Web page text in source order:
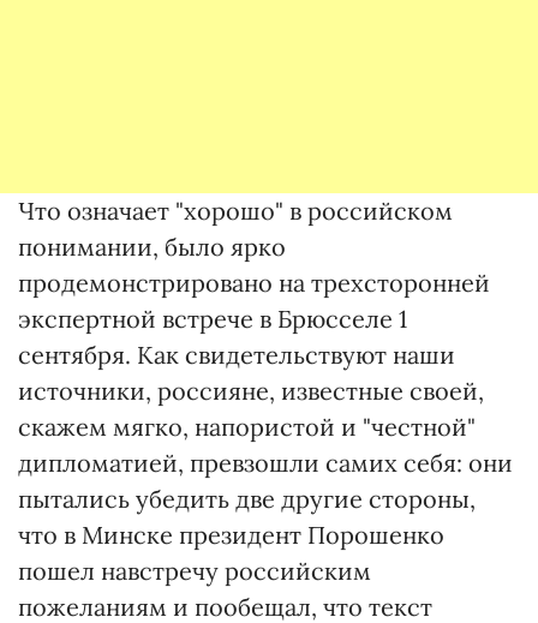
Что означает "хорошо" в российском
понимании, было ярко
продемонстрировано на трехсторонней
экспертной встрече в Брюсселе 1
сентября. Как свидетельствуют наши
источники, россияне, известные своей,
скажем мягко, напористой и "честной"
дипломатией, превзошли самих себя: они
пытались убедить две другие стороны,
что в Минске президент Порошенко
пошел навстречу российским
пожеланиям и пообещал, что текст